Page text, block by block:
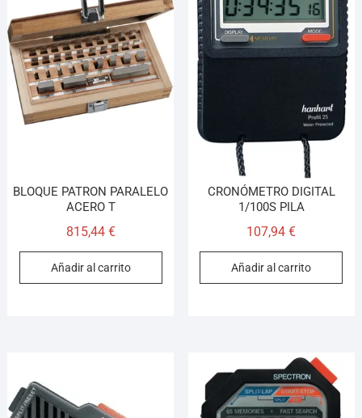
BLOQUE PATRON PARALELO
ACERO T
815,44 €
Añadir al carrito
CRONÓMETRO DIGITAL
1/100S PILA
107,94€
Añadir al carrito